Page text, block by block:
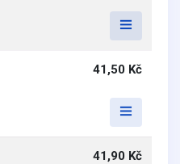
41,50 Kč
41,90 Kč